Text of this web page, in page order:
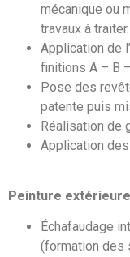
mécanique ou
travaux à traiter.
Application de
finitions A – B
Pose des
patente puis
Réalisation de
Application
Peinture extérieure
Échafaudage
(formation des